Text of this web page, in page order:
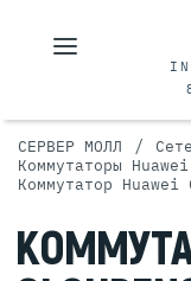
СЕРВЕР МОЛЛ /
Коммутаторы Huawei
Коммутатор Huawei